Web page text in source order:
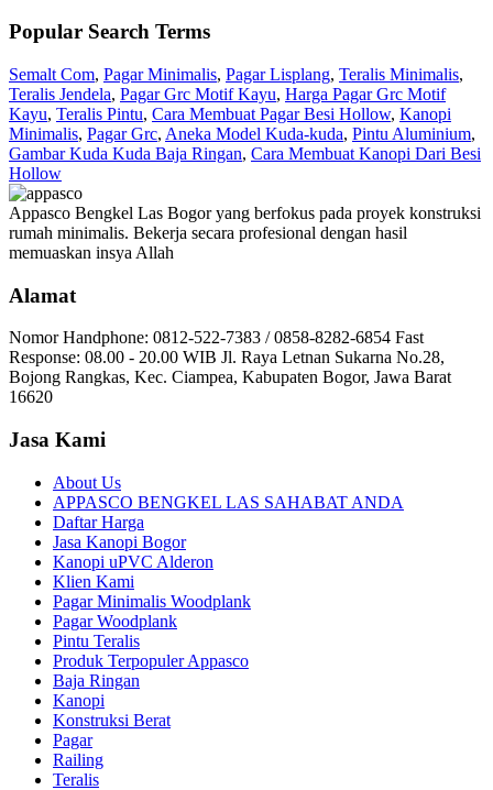
Popular Search Terms
Semalt Com, Pagar Minimalis, Pagar Lisplang, Teralis Minimalis,
Teralis Jendela, Pagar Grc Motif Kayu, Harga Pagar Grc Motif
Kayu, Teralis Pintu, Cara Membuat Pagar Besi Hollow, Kanopi
Minimalis, Pagar Grc, Aneka Model Kuda-kuda, Pintu Aluminium,
Gambar Kuda Kuda Baja Ringan, Cara Membuat Kanopi Dari Besi
Hollow
Appasco Bengkel Las Bogor yang berfokus pada proyek konstruksi
rumah minimalis. Bekerja secara profesional dengan hasil
memuaskan insya Allah
Alamat
Nomor Handphone: 0812-522-7383 / 0858-8282-6854 Fast
Response: 08.00 - 20.00 WIB Jl. Raya Letnan Sukarna No.28,
Bojong Rangkas, Kec. Ciampea, Kabupaten Bogor, Jawa Barat
16620
Jasa Kami
About Us
APPASCO BENGKEL LAS SAHABAT ANDA
Daftar Harga
Jasa Kanopi Bogor
Kanopi uPVC Alderon
Klien Kami
Pagar Minimalis Woodplank
Pagar Woodplank
Pintu Teralis
Produk Terpopuler Appasco
Baja Ringan
Kanopi
Konstruksi Berat
Pagar
Railing
Teralis